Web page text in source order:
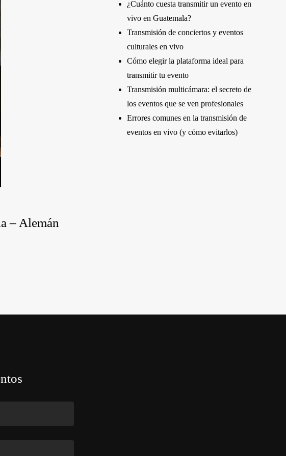
– Alemán
¿Cuánto cuesta transmitir un evento en
vivo en Guatemala?
Transmisión de conciertos y eventos
culturales en vivo
Cómo elegir la plataforma ideal para
transmitir tu evento
Transmisión multicámara: el secreto de
los eventos que se ven profesionales
Errores comunes en la transmisión de
eventos en vivo (y cómo evitarlos)